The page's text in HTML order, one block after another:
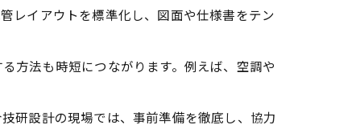
レイアウトを標準化し、図面や仕様書をテン
方法も時短につながります。例えば、空調や
研設計の現場では、事前準備を徹底し、協力